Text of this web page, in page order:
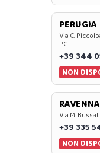
PERUGIA
Via C.
PG
+39 344
NON
RAVENNA
Via M.
+39 335
NON